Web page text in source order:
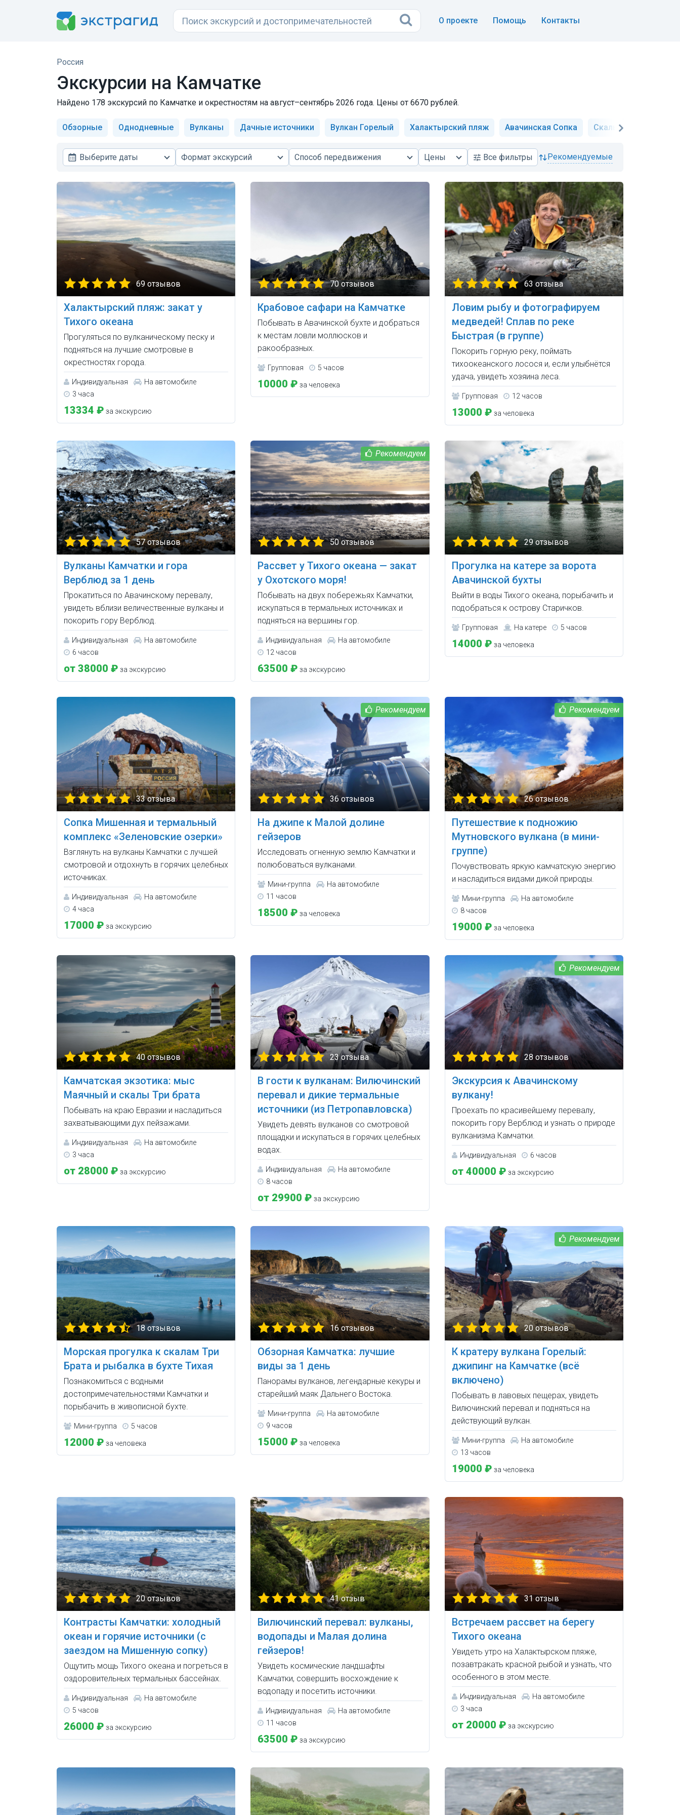
О проекте Помощь Контакты
Россия
Экскурсии на Камчатке
Найдено 178 экскурсий по Камчатке и окрестностям на август–сентябрь 2026 года. Цены от 6670 рублей.
Обзорные Однодневные Вулканы Дачные источники Вулкан Горелый Халактырский пляж Авачинская Сопка Скалы «Три брата»
Выберите даты Формат экскурсий Способ передвижения Цены Всефильтры рекомендуемые
69 отзывов
Халактырский пляж: закат у
Тихого океана
Прогуляться по вулканическому песку и
подняться на лучшие смотровые в
окрестностях города.
Индивидуальная
На автомобиле
3 часа
13334 ₽ за экскурсию
70 отзывов
Крабовое сафари на Камчатке
Побывать в Авачинской бухте и добраться
к местам ловли моллюсков и
ракообразных.
Групповая 5 часов
10000 ₽ за человека
63 отзыва
Ловим рыбу и фотографируем
медведей! Сплав по реке
Быстрая (в группе)
Покорить горную реку, поймать
тихоокеанского лосося и, если улыбнётся
удача, увидеть хозяина леса.
Групповая 12 часов
13000 ₽ за человека
57 отзывов
Вулканы Камчатки и гора
Верблюд за 1 день
Прокатиться по Авачинскому перевалу,
увидеть вблизи величественные вулканы и
покорить гору Верблюд.
Индивидуальная
На автомобиле
6 часов
от 38000 ₽ за экскурсию
50 отзывов
Рассвет у Тихого океана — закат
у Охотского моря!
Побывать на двух побережьях Камчатки,
искупаться в термальных источниках и
подняться на вершины гор.
Индивидуальная
На автомобиле
12 часов
63500 ₽ за экскурсию
29 отзывов
Прогулка на катере за ворота
Авачинской бухты
Выйти в воды Тихого океана, порыбачить и
подобраться к острову Старичков.
Групповая На катере 5 часов
14000 ₽ за человека
33 отзыва
Сопка Мишенная и термальный
комплекс «Зеленовские озерки»
Взглянуть на вулканы Камчатки с лучшей
смотровой и отдохнуть в горячих целебных
источниках.
Индивидуальная
На автомобиле
4 часа
17000 ₽ за экскурсию
36 отзывов
На джипе к Малой долине
гейзеров
Исследовать огненную землю Камчатки и
полюбоваться вулканами.
Мини-группа
На автомобиле
11 часов
18500 ₽ за человека
26 отзывов
Путешествие к подножию
Мутновского вулкана (в мини-
группе)
Почувствовать яркую камчатскую энергию
и насладиться видами дикой природы.
Мини-группа
На автомобиле
8 часов
19000 ₽ за человека
40 отзывов
Камчатская экзотика: мыс
Маячный и скалы Три брата
Побывать на краю Евразии и насладиться
захватывающими дух пейзажами.
Индивидуальная
На автомобиле
3 часа
от 28000 ₽ за экскурсию
23 отзыва
В гости к вулканам: Вилючинский
перевал и дикие термальные
источники (из Петропавловска)
Увидеть девять вулканов со смотровой
площадки и искупаться в горячих целебных
водах.
Индивидуальная
На автомобиле
8 часов
от 29900 ₽ за экскурсию
28 отзывов
Экскурсия к Авачинскому
вулкану!
Проехать по красивейшему перевалу,
покорить гору Верблюд и узнать о природе
вулканизма Камчатки.
Индивидуальная 6 часов
от 40000 ₽ за экскурсию
18 отзывов
Морская прогулка к скалам Три
Брата и рыбалка в бухте Тихая
Познакомиться с водными
достопримечательностями Камчатки и
порыбачить в живописной бухте.
Мини-группа 5 часов
12000 ₽ за человека
16 отзывов
Обзорная Камчатка: лучшие
виды за 1 день
Панорамы вулканов, легендарные кекуры и
старейший маяк Дальнего Востока.
Мини-группа
На автомобиле
9 часов
15000 ₽ за человека
20 отзывов
К кратеру вулкана Горелый:
джипинг на Камчатке (всё
включено)
Побывать в лавовых пещерах, увидеть
Вилючинский перевал и подняться на
действующий вулкан.
Мини-группа
На автомобиле
13 часов
19000 ₽ за человека
20 отзывов
Контрасты Камчатки: холодный
океан и горячие источники (с
заездом на Мишенную сопку)
Ощутить мощь Тихого океана и погреться в
оздоровительных термальных бассейнах.
Индивидуальная
На автомобиле
5 часов
26000 ₽ за экскурсию
41 отзыв
Вилючинский перевал: вулканы,
водопады и Малая долина
гейзеров!
Увидеть космические ландшафты
Камчатки, совершить восхождение к
водопаду и посетить источники.
Индивидуальная
На автомобиле
11 часов
63500 ₽ за экскурсию
31 отзыв
Встречаем рассвет на берегу
Тихого океана
Увидеть утро на Халактырском пляже,
позавтракать красной рыбой и узнать, что
особенного в этом месте.
Индивидуальная
На автомобиле
3 часа
от 20000 ₽ за экскурсию